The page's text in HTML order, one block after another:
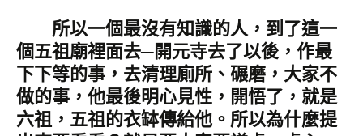
所以一個最沒有知識的人，到了這一
個五祖廟裡面去─開元寺去了以後，作最
下下等的事，去清理廁所、碾磨，大家不
做的事，他最後明心見性，開悟了，就是
六祖，五祖的衣缽傳給他。所以為什麼提